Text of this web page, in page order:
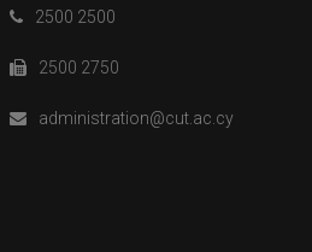
2500 2500
2500 2750
administration@cut.ac.cy